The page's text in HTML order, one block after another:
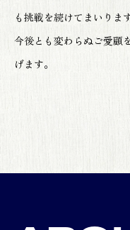
も挑戦を続けてまいります
今後とも変わらぬご愛顧
げます。